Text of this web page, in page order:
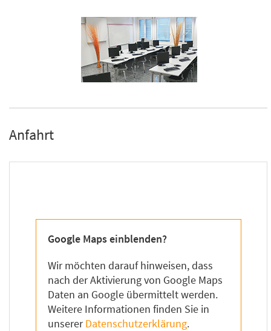
Anfahrt
Google Maps einblenden?
Wir möchten darauf hinweisen, dass
nach der Aktivierung von Google Maps
Daten an Google übermittelt werden.
Weitere Informationen finden Sie in
unsererDatenschutzerklärung.